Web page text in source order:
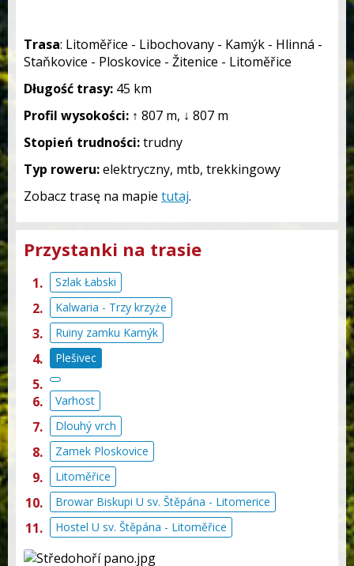
Trasa: Litoměřice - Libochovany - Kamýk - Hlinná -
Staňkovice - Ploskovice - Žitenice - Litoměřice
Długość trasy: 45 km
Profil wysokości: ↑ 807 m, ↓ 807 m
Stopień trudności:trudny
Typ roweru:elektryczny, mtb, trekkingowy
Zobacz trasę na mapie tutaj.
Przystanki na trasie
Szlak Łabski
Kalwaria - Trzy krzyże
Ruiny zamku Kamýk
Plešivec
Varhost
Dlouhý vrch
Zamek Ploskovice
Litoměřice
Browar Biskupi U sv. Štěpána - Litomerice
Hostel U sv. Štěpána - Litoměřice